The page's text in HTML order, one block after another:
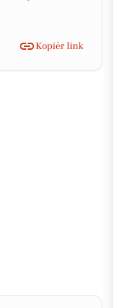
Kopiér link